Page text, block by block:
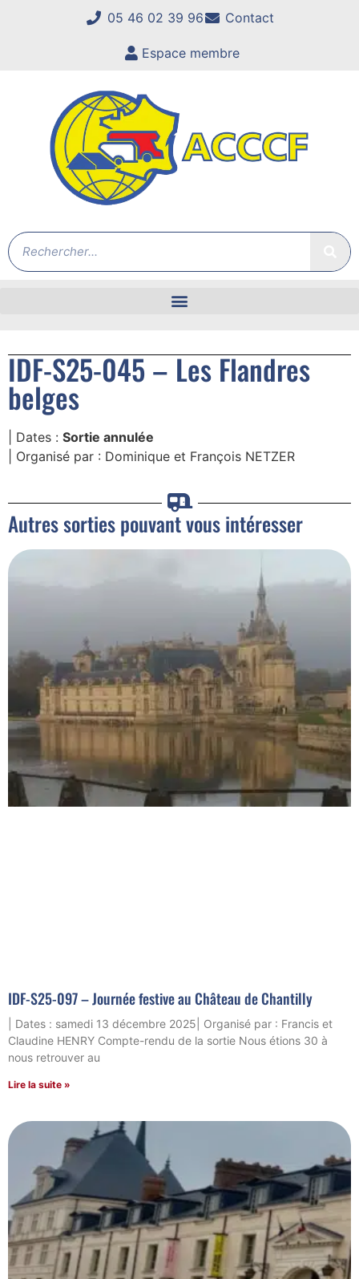
05 46 02 39 96 Contact
Espace membre
IDF-S25-045 – Les Flandres
belges
| Dates : Sortie annulée
| Organisé par : Dominique et François NETZER
Autres sorties pouvant vous intéresser
IDF-S25-097 – Journée festive au Château de Chantilly
| Dates : samedi 13 décembre 2025| Organisé par : Francis et
Claudine HENRY Compte-rendu de la sortie Nous étions 30 à
nous retrouver au
Lire la suite »